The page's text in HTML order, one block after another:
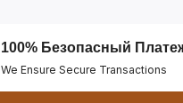
100% Безопасный
We Ensure Secure Transactions